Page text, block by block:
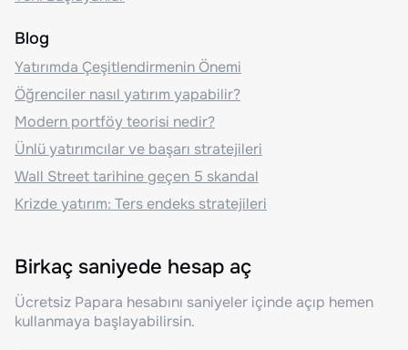
Blog
Yatırımda Çeşitlendirmenin Önemi
Öğrenciler nasıl yatırım yapabilir?
Modern portföy teorisi nedir?
Ünlü yatırımcılar ve başarı stratejileri
Wall Street tarihine geçen 5 skandal
Krizde yatırım: Ters endeks stratejileri
Birkaç saniyede hesap aç
Ücretsiz Papara hesabını saniyeler içinde açıp hemen
kullanmaya başlayabilirsin.